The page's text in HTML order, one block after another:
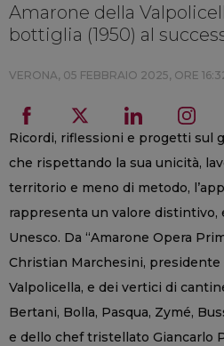
Amarone della
bottiglia (1950) al
VERONA, 05 FEBBRAIO 2025, ORE
Ricordi, riflessioni e progetti sul
che rispettando la sua unicità,
territorio e meno di metodo,
rappresenta un valore distintivo,
Unesco. Da “Amarone Opera
Christian Marchesini, presidente
Valpolicella, e dei vertici di
Bertani, Bolla, Pasqua, Zymé,
e dello chef tristellato Giancarlo